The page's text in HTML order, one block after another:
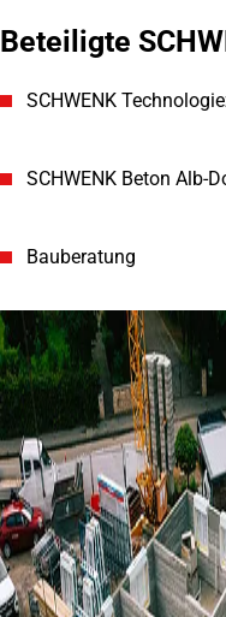
Beteiligte
SCHWENK
SCHWENK Beton Alb-
Bauberatung